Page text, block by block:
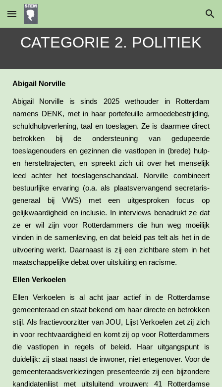
Skip to main content Skip to navigation
CATEGORIE 2. POLITIEK
Abigail Norville
Abigail Norville is sinds 2025 wethouder in Rotterdam
namens DENK, met in haar portefeuille armoedebestrijding,
schuldhulpverlening, taal en toeslagen. Ze is daarmee direct
betrokken bij de ondersteuning van gedupeerde
toeslagenouders en gezinnen die vastlopen in (brede) hulp-
en hersteltrajecten, en spreekt zich uit over het menselijk
leed achter het toeslagenschandaal. Norville combineert
bestuurlijke ervaring (o.a. als plaatsvervangend secretaris-
generaal bij VWS) met een uitgesproken focus op
gelijkwaardigheid en inclusie. In interviews benadrukt ze dat
ze er wil zijn voor Rotterdammers die hun weg moeilijk
vinden in de samenleving, en dat beleid pas telt als het in de
uitvoering werkt. Daarnaast is zij een zichtbare stem in het
maatschappelijke debat over uitsluiting en racisme.
Ellen Verkoelen
Ellen Verkoelen is al acht jaar actief in de Rotterdamse
gemeenteraad en staat bekend om haar directe en betrokken
stijl. Als fractievoorzitter van JOU, Lijst Verkoelen zet zij zich
in voor rechtvaardigheid en komt zij op voor Rotterdammers
die vastlopen in regels of beleid. Haar uitgangspunt is
duidelijk: zij staat naast de inwoner, niet ertegenover. Voor de
gemeenteraadsverkiezingen presenteerde zij een bijzondere
kandidatenlijst met uitsluitend vrouwen: 41 Rotterdamse